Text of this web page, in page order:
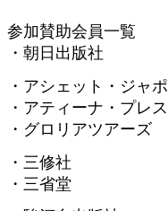
参加賛助会員一覧
・朝日出版社
・アシェット・ジャ
・アティーナ・プレス
・グロリアツアーズ
・三修社
・三省堂